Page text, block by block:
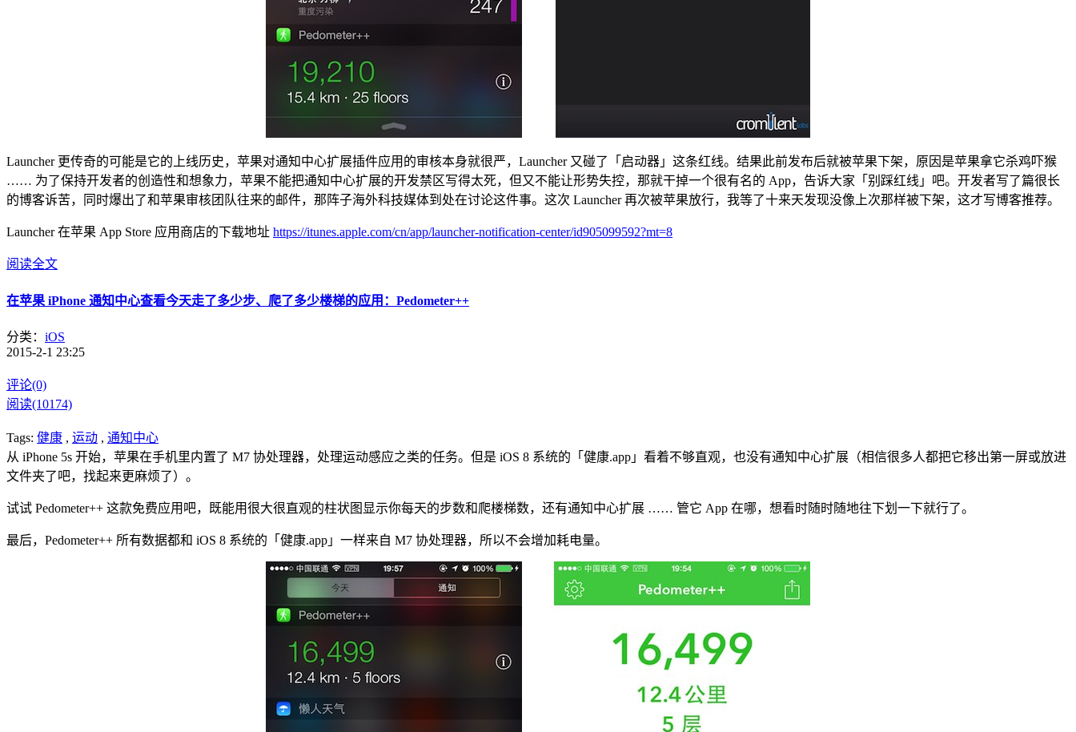
Launcher 更传奇的可能是它的上线历史，苹果对通知中心扩展插件应用的审核本身就很严，Launcher 又碰了「启动器」这条红线。结果此前发布后就被苹果下架，原因是苹果拿它杀鸡吓猴
…… 为了保持开发者的创造性和想象力，苹果不能把通知中心扩展的开发禁区写得太死，但又不能让形势失控，那就干掉一个很有名的 App，告诉大家「别踩红线」吧。开发者写了篇很长
的博客诉苦，同时爆出了和苹果审核团队往来的邮件，那阵子海外科技媒体到处在讨论这件事。这次 Launcher 再次被苹果放行，我等了十来天发现没像上次那样被下架，这才写博客推荐。
Launcher 在苹果 App Store 应用商店的下载地址 https://itunes.apple.com/cn/app/launcher-notification-center/id905099592?mt=8
阅读全文
在苹果 iPhone 通知中心查看今天走了多少步、爬了多少楼梯的应用：Pedometer++
分类： iOS
2015-2-1 23:25
评论(0)
阅读(10174)
Tags: 健康 , 运动 , 通知中心
从 iPhone 5s 开始，苹果在手机里内置了 M7 协处理器，处理运动感应之类的任务。但是 iOS 8 系统的「健康.app」看着不够直观，也没有通知中心扩展（相信很多人都把它移出第一屏或放进
文件夹了吧，找起来更麻烦了）。
试试 Pedometer++ 这款免费应用吧，既能用很大很直观的柱状图显示你每天的步数和爬楼梯数，还有通知中心扩展 …… 管它 App 在哪，想看时随时随地往下划一下就行了。
最后，Pedometer++ 所有数据都和 iOS 8 系统的「健康.app」一样来自 M7 协处理器，所以不会增加耗电量。